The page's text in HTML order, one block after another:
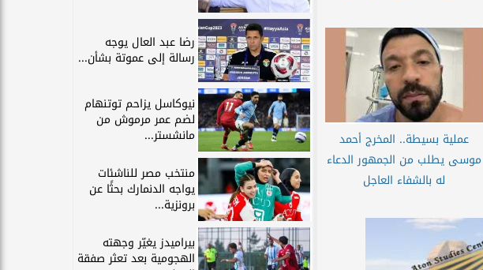
عملية بسيطة.. المخرج أحمد
موسى يطلب من الجمهور الدعاء
له بالشفاء العاجل
رضا عبد العال يوجه
رسالة إلى عموتة بشأن...
نيوكاسل يزاحم توتنهام
لضم عمر مرموش من
مانشستر...
منتخب مصر للناشئات
يواجه الدنمارك بحثًا عن
برونزية...
بيراميدز يغيّر وجهته
الهجومية بعد تعثر صفقة